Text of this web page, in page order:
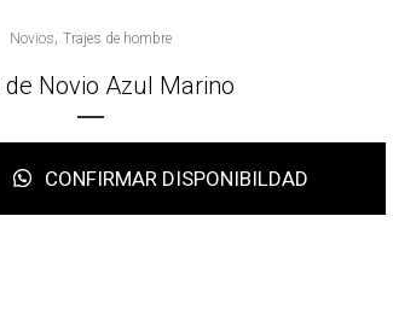
Novios, Trajes de hombre
de Novio Azul Marino
CONFIRMAR DISPONIBILDAD